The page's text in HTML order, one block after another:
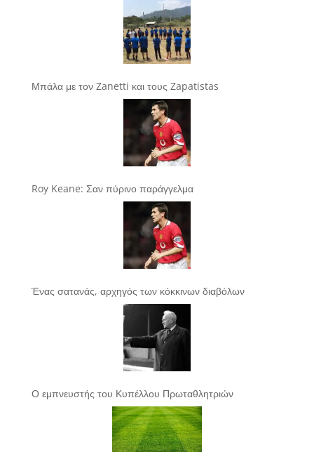
Μπάλα με τον Zanetti και τους Zapatistas
Roy Keane: Σαν πύρινο παράγγελμα
Ένας σατανάς, αρχηγός των κόκκινων διαβόλων
Ο εμπνευστής του Κυπέλλου Πρωταθλητριών